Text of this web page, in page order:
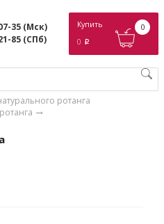
35 (Мск)
85 (СПб)
Купить
0 p
0
ротанга